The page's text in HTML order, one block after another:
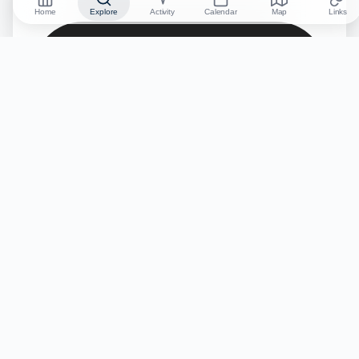
Home Explore Activity Calendar Map Links